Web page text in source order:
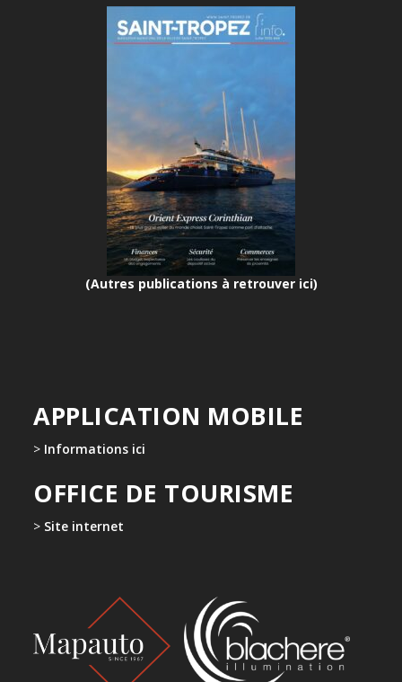
(Autres publications à retrouver ici)
APPLICATION MOBILE
> Informations ici
OFFICE DE TOURISME
> Site internet